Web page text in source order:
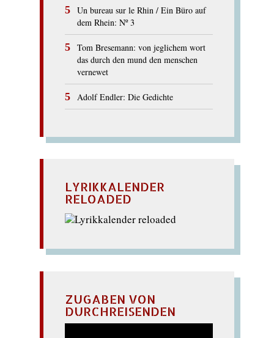
Un bureau sur le Rhin / Ein Büro auf
dem Rhein: Nº 3
Tom Bresemann: von jeglichem wort
das durch den mund den menschen
vernewet
Adolf Endler: Die Gedichte
LYRIKKALENDER
RELOADED
ZUGABEN VON
DURCHREISENDEN